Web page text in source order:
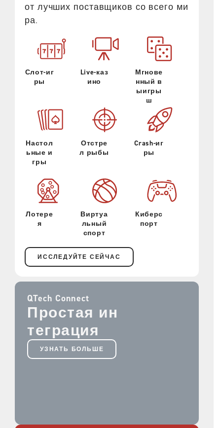
от лучших поставщиков со всего ми
ра.
Слот-иг
ры
Live-каз
ино
Мгнове
нный в
ыигры
ш
Настол
ьные и
гры
Отстре
л рыбы
Crash-иг
ры
Лотере
я
Виртуа
льный
спорт
Киберс
порт
ИССЛЕДУЙТЕ СЕЙЧАС
QTech Connect
Простая ин
теграция
УЗНАТЬ БОЛЬШЕ